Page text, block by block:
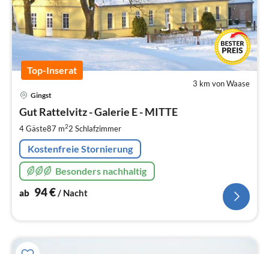
Top-Inserat
3 km von Waase
Gingst
Gut Rattelvitz - Galerie E - MITTE
4 Gäste87 m22 Schlafzimmer
Kostenfreie Stornierung
Besonders nachhaltig
ab 94€ / Nacht